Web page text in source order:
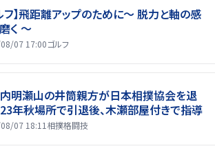
フ】飛距離アップのために～ 脱力と軸の感
く ～
07 17:00ゴルフ
明瀬山の井筒親方が日本相撲協会を退
年秋場所で引退後、木瀬部屋付きで指導
07 18:11 相撲格闘技